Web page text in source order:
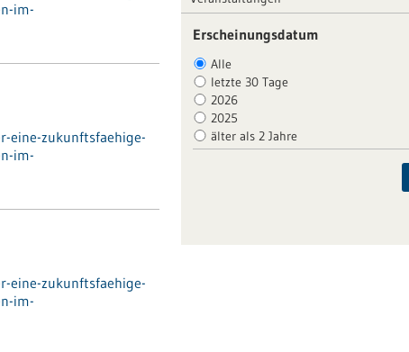
im-
eine-zukunftsfaehige-
im-
eine-zukunftsfaehige-
im-
Erscheinungsdatum
Alle
letzte 30 Tage
2026
2025
älter als 2 Jahre